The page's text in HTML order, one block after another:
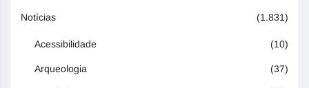
Notícias (1.831)
Acessibilidade (10)
Arqueologia (37)